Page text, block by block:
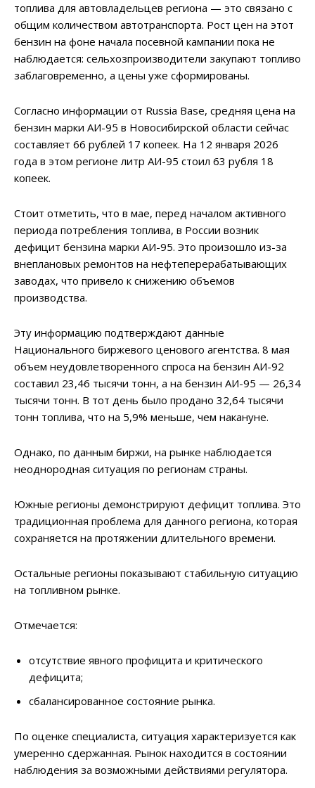
топлива для автовладельцев региона — это связано с
общим количеством автотранспорта. Рост цен на этот
бензин на фоне начала посевной кампании пока не
наблюдается: сельхозпроизводители закупают топливо
заблаговременно, а цены уже сформированы.
Согласно информации от Russia Base, средняя цена на
бензин марки АИ-95 в Новосибирской области сейчас
составляет 66 рублей 17 копеек. На 12 января 2026
года в этом регионе литр АИ-95 стоил 63 рубля 18
копеек.
Стоит отметить, что в мае, перед началом активного
периода потребления топлива, в России возник
дефицит бензина марки АИ-95. Это произошло из-за
внеплановых ремонтов на нефтеперерабатывающих
заводах, что привело к снижению объемов
производства.
Эту информацию подтверждают данные
Национального биржевого ценового агентства. 8 мая
объем неудовлетворенного спроса на бензин АИ-92
составил 23,46 тысячи тонн, а на бензин АИ-95 — 26,34
тысячи тонн. В тот день было продано 32,64 тысячи
тонн топлива, что на 5,9% меньше, чем накануне.
Однако, по данным биржи, на рынке наблюдается
неоднородная ситуация по регионам страны.
Южные регионы демонстрируют дефицит топлива. Это
традиционная проблема для данного региона, которая
сохраняется на протяжении длительного времени.
Остальные регионы показывают стабильную ситуацию
на топливном рынке.
Отмечается:
отсутствие явного профицита и критического
дефицита;
сбалансированное состояние рынка.
По оценке специалиста, ситуация характеризуется как
умеренно сдержанная. Рынок находится в состоянии
наблюдения за возможными действиями регулятора.